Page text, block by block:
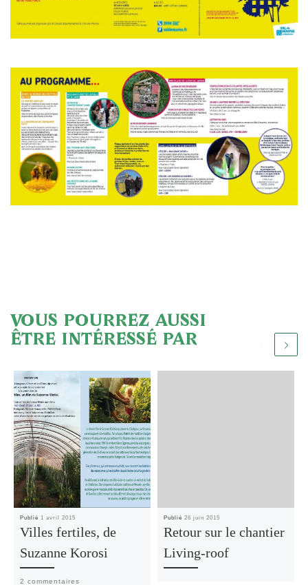
VOUS POURREZ AUSSI
ÊTRE INTÉRESSÉ PAR
Publié 1 avril 2015
Villes fertiles, de
Suzanne Korosi
2 commentaires
Publié 26 juin 2015
Retour sur le chantier
Living-roof